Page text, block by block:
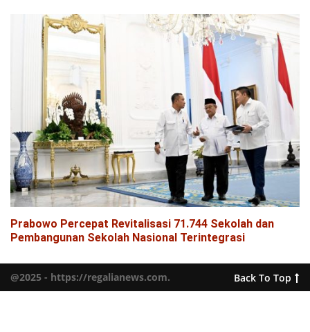
Prabowo Percepat Revitalisasi 71.744 Sekolah dan
Pembangunan Sekolah Nasional Terintegrasi
@2025 - https://regalianews.com. Back To Top